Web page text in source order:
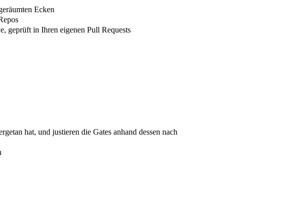
Ecken
geprüft in Ihren eigenen Pull Requests
hat, und justieren die Gates anhand dessen nach